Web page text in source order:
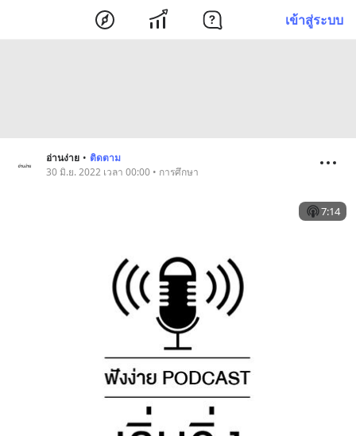
เข้าสู่ระบบ
อ่านง่าย • ติดตาม
30 มิ.ย. 2022 เวลา 00:00 • การศึกษา
7:14